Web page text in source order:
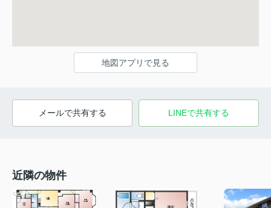
地図アプリで見る
メールで共有する LINEで共有する
近隣の物件